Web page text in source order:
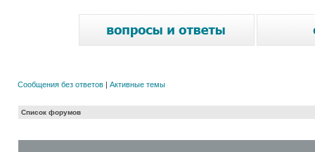
Сообщения без ответов | Активные темы
Список форумов